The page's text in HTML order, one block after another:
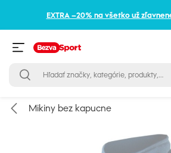
EXTRA –20% na všetko už
Mikiny bez kapucne